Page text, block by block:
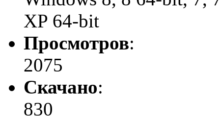
XP 64-bit
Просмотров:
2075
Скачано:
830